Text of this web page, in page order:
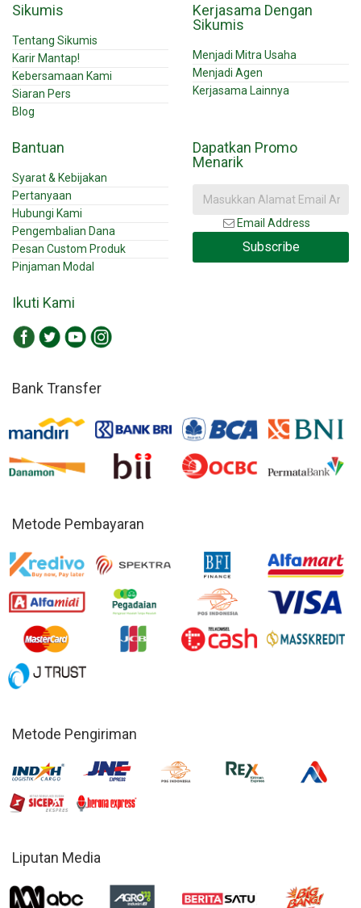
Sikumis
Tentang Sikumis
Karir Mantap!
Kebersamaan Kami
Siaran Pers
Blog
Kerjasama Dengan
Sikumis
Menjadi Mitra Usaha
Menjadi Agen
Kerjasama Lainnya
Bantuan
Syarat & Kebijakan
Pertanyaan
Hubungi Kami
Pengembalian Dana
Pesan Custom Produk
Pinjaman Modal
Dapatkan Promo
Menarik
Email Address
Subscribe
Ikuti Kami
Bank Transfer
Metode Pembayaran
Metode Pengiriman
Liputan Media